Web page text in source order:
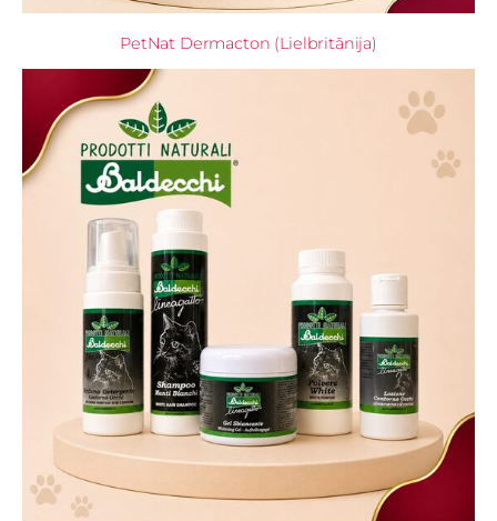
PetNat Dermacton (Lielbritānija)